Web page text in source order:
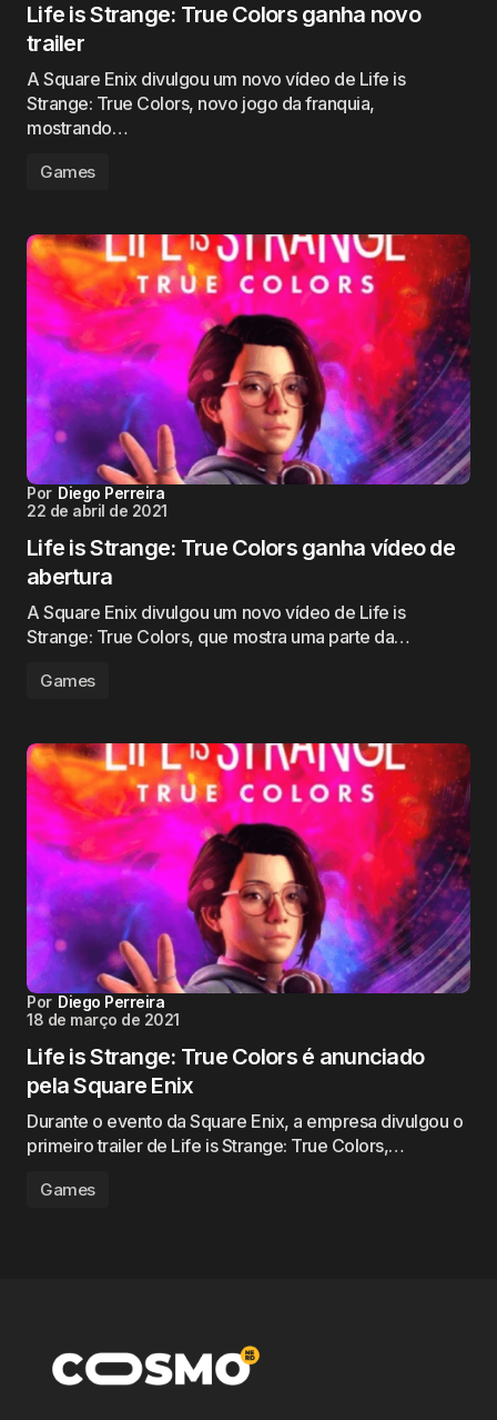
Life is Strange: True Colors ganha novo
trailer
A Square Enix divulgou um novo vídeo de Life is
Strange: True Colors, novo jogo da franquia,
mostrando…
Games
Por Diego Perreira
22 de abril de 2021
Life is Strange: True Colors ganha vídeo de
abertura
A Square Enix divulgou um novo vídeo de Life is
Strange: True Colors, que mostra uma parte da…
Games
Por Diego Perreira
18 de março de 2021
Life is Strange: True Colors é anunciado
pela Square Enix
Durante o evento da Square Enix, a empresa divulgou o
primeiro trailer de Life is Strange: True Colors,…
Games